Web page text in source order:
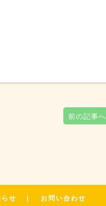
前の記事へ
せ お問い合わせ